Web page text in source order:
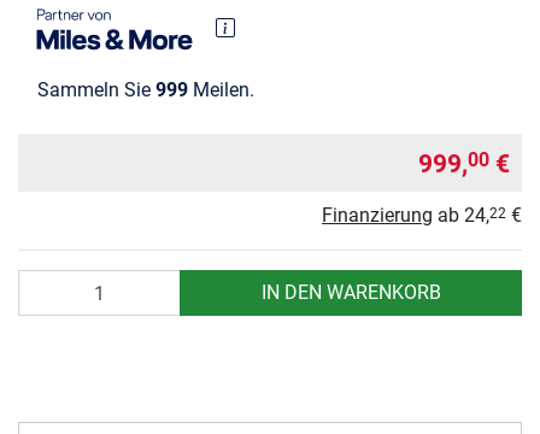
Sammeln Sie 999 Meilen.
999,00 €
Finanzierung ab 24,22 €
IN DEN WARENKORB